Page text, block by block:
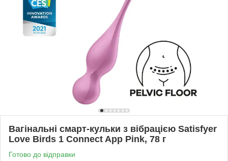
Вагінальні смарт-кульки з вібрацією Satisfyer
Love Birds 1 Connect App Pink, 78 г
Готово до відправки